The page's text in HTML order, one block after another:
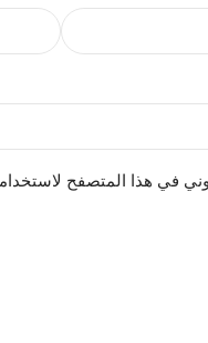
في هذا المتصفح